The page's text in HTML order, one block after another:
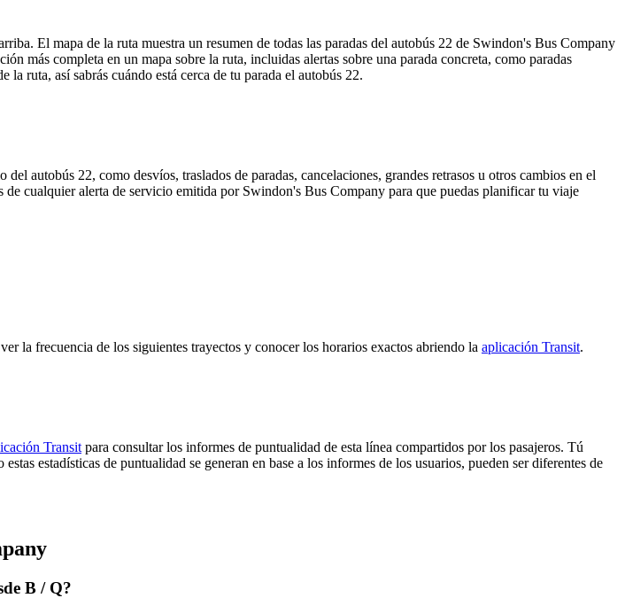
El mapa de la ruta muestra un resumen de todas las paradas del autobús 22 de Swindon's Bus Company
más completa en un mapa sobre la ruta, incluidas alertas sobre una parada concreta, como paradas
ruta, así sabrás cuándo está cerca de tu parada el autobús 22.
autobús 22, como desvíos, traslados de paradas, cancelaciones, grandes retrasos u otros cambios en el
cualquier alerta de servicio emitida por Swindon's Bus Company para que puedas planificar tu viaje
la frecuencia de los siguientes trayectos y conocer los horarios exactos abriendo la aplicación Transit.
Transit para consultar los informes de puntualidad de esta línea compartidos por los pasajeros. Tú
estadísticas de puntualidad se generan en base a los informes de los usuarios, pueden ser diferentes de
B / Q?